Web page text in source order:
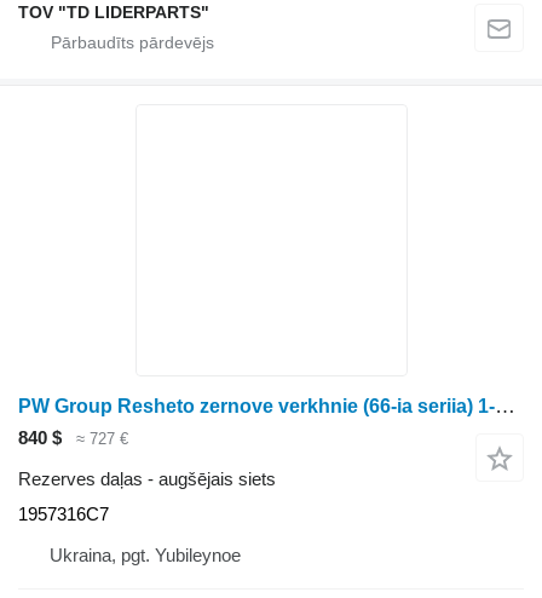
TOV "TD LIDERPARTS"
PW Group Resheto zernove verkhnie (66-ia seriia) 1-1/8" = 28,6 mm 1386 1957316C7 augšējais siets paredzēts graudu kombaina
840 $ ≈ 727 €
Rezerves daļas - augšējais siets
1957316C7
Ukraina, pgt. Yubileynoe